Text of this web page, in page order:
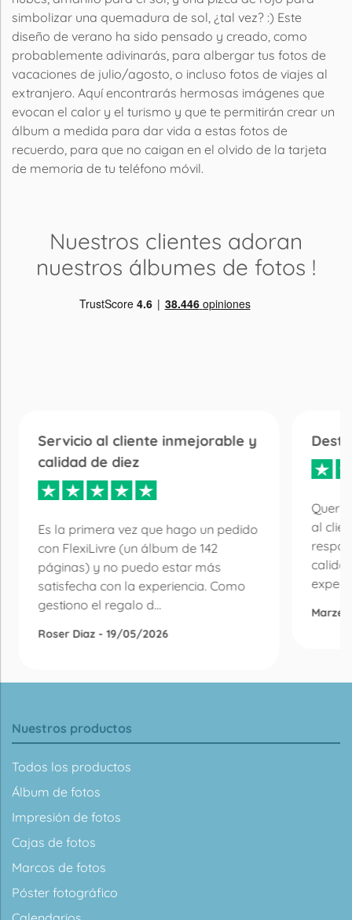
simbolizar una quemadura de sol, ¿tal vez? :) Este
diseño de verano ha sido pensado y creado, como
probablemente adivinarás, para albergar tus fotos de
vacaciones de julio/agosto, o incluso fotos de viajes al
extranjero. Aquí encontrarás hermosas imágenes que
evocan el calor y el turismo y que te permitirán crear un
álbum a medida para dar vida a estas fotos de
recuerdo, para que no caigan en el olvido de la tarjeta
de memoria de tu teléfono móvil.
Nuestros clientes adoran
nuestros álbumes de fotos !
Servicio al cliente inmejorable y
calidad de diez
Es la primera vez que hago un pedido
con FlexiLivre (un álbum de 142
páginas) y no puedo estar más
satisfecha con la experiencia. Como
gestiono el regalo d...
Roser Diaz - 19/05/2026
al
Nuestros productos
Todos los productos
Álbum de fotos
Impresión de fotos
Cajas de fotos
Marcos de fotos
Póster fotográfico